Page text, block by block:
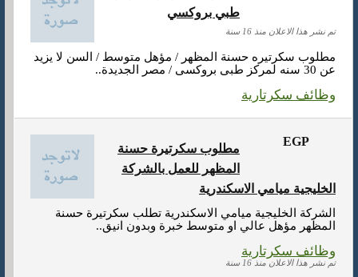
مطلوب سكرتيره حسنة المظهر / مؤهل متوسط / السن لا يزيد
عن 30 سنه لمركز طبى بروكسى / مصر الجديدة..
وظائف سكرتارية
طبي بروكسي
تم نشر هذا الاعلان منذ 16 سنة
EGP
الشركة الخليجية ميامي الاسكندرية تطلب سكرتيرة حسنة
المظهر مؤهل عالي او متوسط خبرة وبدون انيق..
وظائف سكرتارية
مطلوب سكرتيرة حسنة
المظهر للعمل بالشركة
الخليجية ميامي الاسكندرية
تم نشر هذا الاعلان منذ 16 سنة